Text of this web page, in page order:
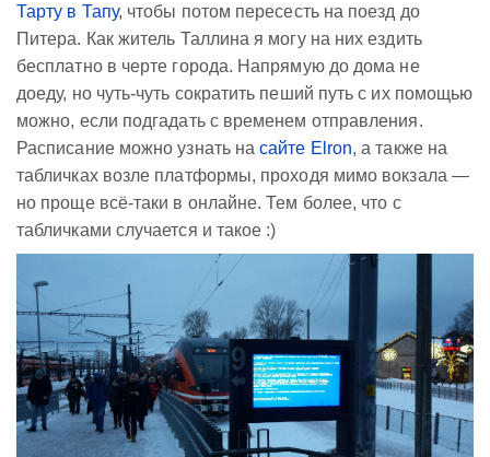
Тарту в Тапу, чтобы потом пересесть на поезд до
Питера. Как житель Таллина я могу на них ездить
бесплатно в черте города. Напрямую до дома не
доеду, но чуть-чуть сократить пеший путь с их помощью
можно, если подгадать с временем отправления.
Расписание можно узнать насайте Elron, а также на
табличках возле платформы, проходя мимо вокзала —
но проще всё-таки в онлайне. Тем более, что с
табличками случается и такое :)